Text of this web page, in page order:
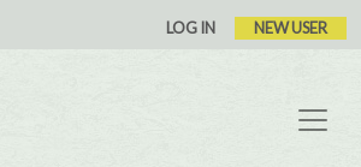
User account
LOG IN NEW USER